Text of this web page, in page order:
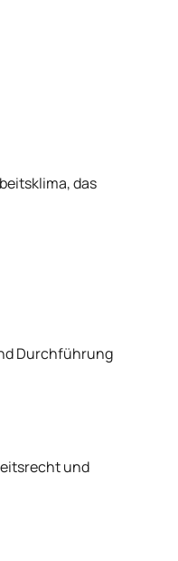
das
Durchführung
und